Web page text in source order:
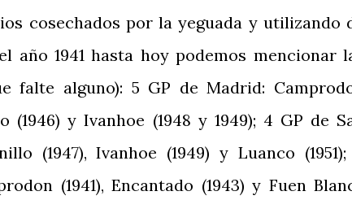
cosechados por la yeguada y utilizando
año 1941 hasta hoy podemos mencionar
falte alguno): 5 GP de Madrid:
(1946) y Ivanhoe (1948 y 1949); 4 GP de
(1947), Ivanhoe (1949) y Luanco
(1941), Encantado (1943) y Fuen